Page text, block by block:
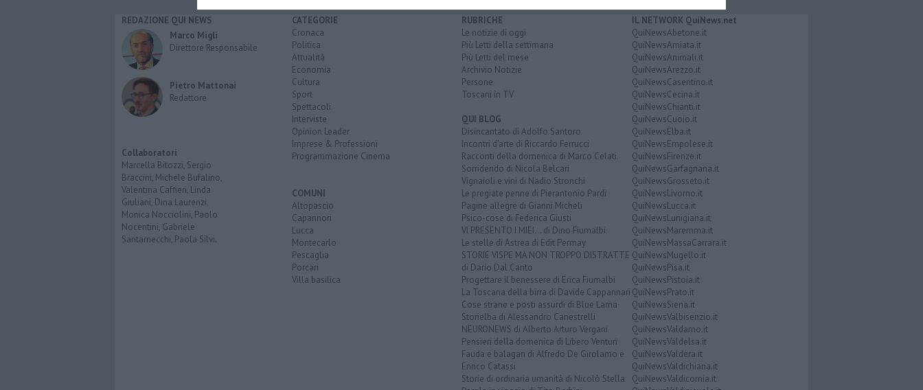
REDAZIONE QUI NEWS
Marco Migli
Direttore Responsabile
Pietro Mattonai
Redattore
Collaboratori
Marcella Bitozzi, Sergio
Braccini, Michele Bufalino,
Valentina Caffieri, Linda
Giuliani, Dina Laurenzi,
Monica Nocciolini, Paolo
Nocentini, Gabriele
Santarnecchi, Paola Silvi.
CATEGORIE
Cronaca
Politica
Attualità
Economia
Cultura
Sport
Spettacoli
Interviste
Opinion Leader
Imprese & Professioni
Programmazione Cinema
COMUNI
Altopascio
Capannori
Lucca
Montecarlo
Pescaglia
Porcari
Villa basilica
RUBRICHE
Le notizie di oggi
Più Letti della settimana
Più Letti del mese
Archivio Notizie
Persone
Toscani in TV
QUI BLOG
Disincantato di Adolfo Santoro
Incontri d'arte di Riccardo Ferrucci
Racconti della domenica di Marco Celati
Sorridendo di Nicola Belcari
Vignaioli e vini di Nadio Stronchi
Le pregiate penne di Pierantonio Pardi
Pagine allegre di Gianni Micheli
Psico-cose di Federica Giusti
VI PRESENTO I MIEI... di Dino Fiumalbi
Le stelle di Astrea di Edit Permay
STORIE VISPE MA NON TROPPO DISTRATTE
di Dario Dal Canto
Progettare il benessere di Erica Fiumalbi
La Toscana della birra di Davide Cappannari
Cose strane e posti assurdi di Blue Lama
Storielba di Alessandro Canestrelli
NEURONEWS di Alberto Arturo Vergani
Pensieri della domenica di Libero Venturi
Fauda e balagan di Alfredo De Girolamo e
Enrico Catassi
Storie di ordinaria umanità di Nicolò Stella
IL NETWORK QuiNews.net
QuiNewsAbetone.it
QuiNewsAmiata.it
QuiNewsAnimali.it
QuiNewsArezzo.it
QuiNewsCasentino.it
QuiNewsCecina.it
QuiNewsChianti.it
QuiNewsCuoio.it
QuiNewsElba.it
QuiNewsEmpolese.it
QuiNewsFirenze.it
QuiNewsGarfagnana.it
QuiNewsGrosseto.it
QuiNewsLivorno.it
QuiNewsLucca.it
QuiNewsLunigiana.it
QuiNewsMaremma.it
QuiNewsMassaCarrara.it
QuiNewsMugello.it
QuiNewsPisa.it
QuiNewsPistoia.it
QuiNewsPrato.it
QuiNewsSiena.it
QuiNewsValbisenzio.it
QuiNewsValdarno.it
QuiNewsValdelsa.it
QuiNewsValdera.it
QuiNewsValdichiana.it
QuiNewsValdicornia.it